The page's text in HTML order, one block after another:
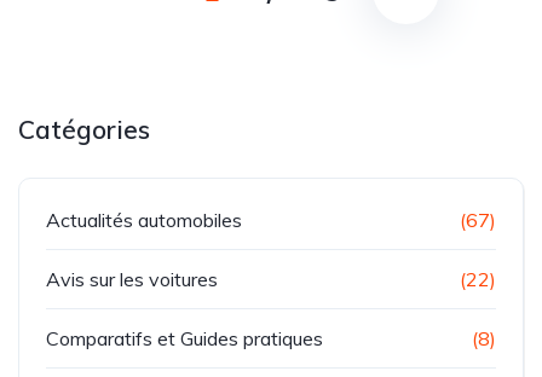
Catégories
Actualités automobiles (67)
Avis sur les voitures (22)
Comparatifs et Guides pratiques (8)